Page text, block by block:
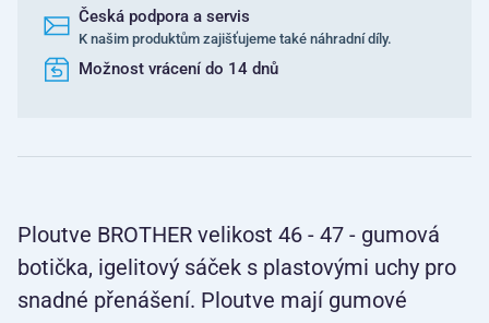
Česká podpora a servis
K našim produktům zajišťujeme také náhradní díly.
Možnost vrácení do 14 dnů
Ploutve BROTHER velikost 46 - 47 - gumová
botička, igelitový sáček s plastovými uchy pro
snadné přenášení. Ploutve mají gumové